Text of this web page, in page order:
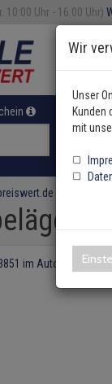
10:00 Uhr - 16:00 Uhr)
oder
Wir
Unser
Kunden
mit